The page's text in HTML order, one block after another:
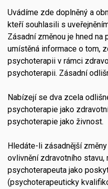
Uvádíme zde doplněný a
kteří souhlasili s
Zásadní změnou je hned
umístěná informace o tom,
psychoterapii v rámci
psychoterapii. Zásadní
Nabízejí se dva zcela
psychoterapie jako
psychoterapie jako živnost.
Hledáte-li zásadnější
ovlivnění zdravotního stavu,
psychoterapeuta jako
(psychoterapeuticky